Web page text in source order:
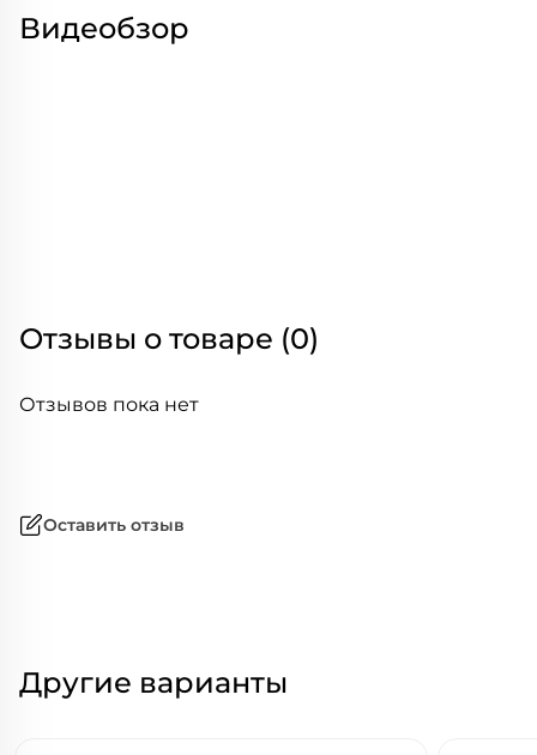
Видеобзор
Отзывы о товаре (0)
Отзывов пока нет
Оставить отзыв
Другие варианты